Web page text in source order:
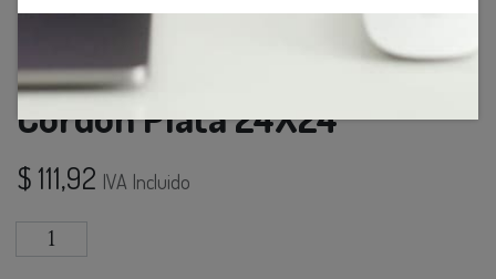
Cojin Velvet Solid Teal Con
Cordon Plata 24X24
$ 111,92 IVA Incluido